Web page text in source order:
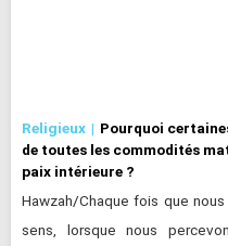
Religieux
Pourquoi
de toutes les commodités
paix intérieure ?
Hawzah/Chaque fois que
sens, lorsque nous